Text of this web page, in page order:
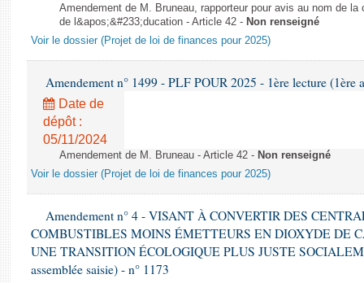
Amendement de M. Bruneau, rapporteur pour avis au nom de
de l&apos;&#233;ducation - Article 42 - Non renseigné
Voir le dossier (Projet de loi de finances pour 2025)
Amendement n° 1499 - PLF POUR 2025 - 1ère lecture (1ère
Date de
dépôt :
05/11/2024
Amendement de M. Bruneau - Article 42 - Non renseigné
Voir le dossier (Projet de loi de finances pour 2025)
Amendement n° 4 - VISANT À CONVERTIR DES
COMBUSTIBLES MOINS ÉMETTEURS EN DIOXYDE DE
UNE TRANSITION ÉCOLOGIQUE PLUS JUSTE
assemblée saisie) - n° 1173